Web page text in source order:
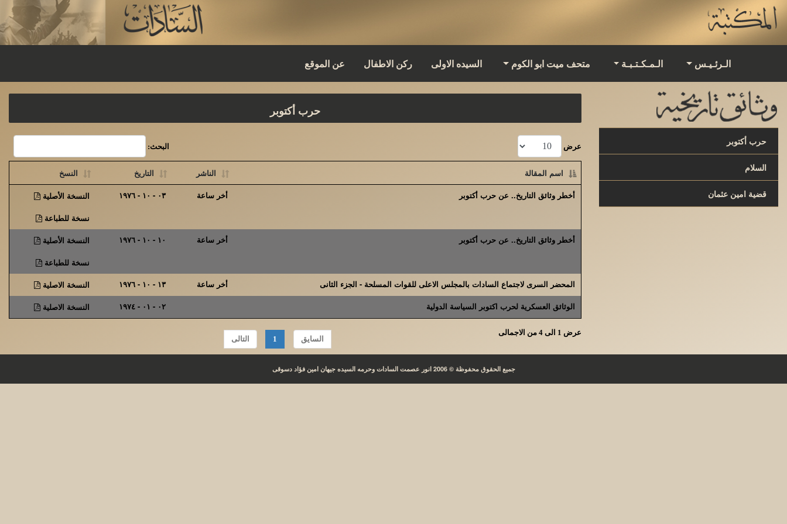
الـرئـيـس الـمـكـتـبـة متحف ميت ابو الكوم السيده الاولى ركن الاطفال عن الموقع
حرب أكتوبر
السلام
قضية امين عثمان
حرب أكتوبر
عرض البحث:
اسم المقالة الناشر التاريخ
النسخ
أخطر وثائق التاريخ.. عن حرب أكتوبر
أخر ساعة ٠٣ - ١٠ - ١٩٧٦
النسخة الأصلية
نسخة للطباعة
أخطر وثائق التاريخ.. عن حرب أكتوبر
أخر ساعة ١٠ - ١٠ - ١٩٧٦
النسخة الأصلية
نسخة للطباعة
المحضر السرى لاجتماع السادات بالمجلس الاعلى للقوات المسلحة - الجزء الثانى
أخر ساعة ١٣ - ١٠ - ١٩٧٦
النسخة الاصلية
الوثائق العسكرية لحرب اكتوبر السياسة الدولية
٠٢ - ٠١ - ١٩٧٤ النسخة الاصلية
عرض 1 الى 4 من الاجمالى
السايق 1 التالى
جميع الحقوق محفوظة © 2006 انور عصمت السادات وحرمه السيده جيهان امين فؤاد دسوقى